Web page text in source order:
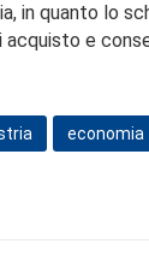
in quanto lo
acquisto e
economia